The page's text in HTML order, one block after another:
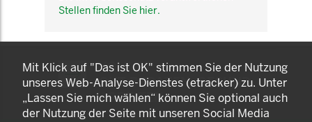
Stellen finden Sie hier.
KOMNET
GUT BERATEN. GESUND
ARBEITEN.
Mit Klick auf "Das ist OK" stimmen Sie der Nutzung
unseres Web-Analyse-Dienstes (etracker) zu. Unter
„Lassen Sie mich wählen“ können Sie optional auch
der Nutzung der Seite mit unseren Social Media